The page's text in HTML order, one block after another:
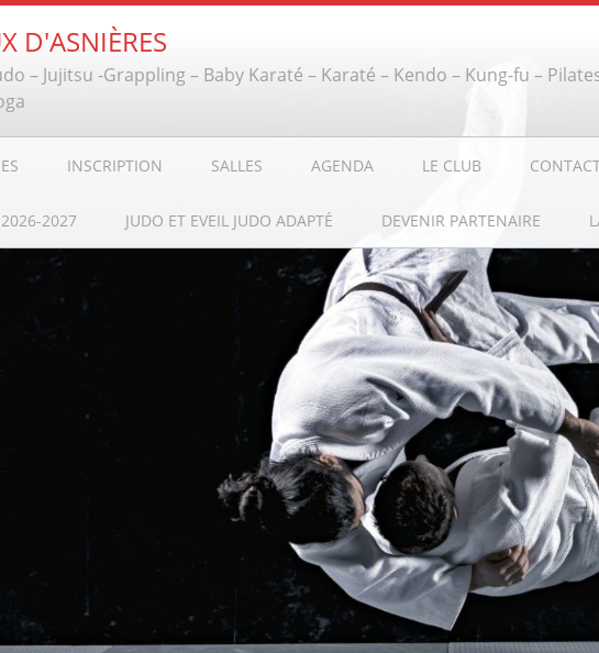
D'ASNIÈRES
– Jujitsu -Grappling – Baby Karaté – Karaté – Kendo – Kung-fu –
INSCRIPTION SALLES AGENDA LE CLUB
2027 JUDO ET EVEIL JUDO ADAPTÉ DEVENIR PARTENAIRE